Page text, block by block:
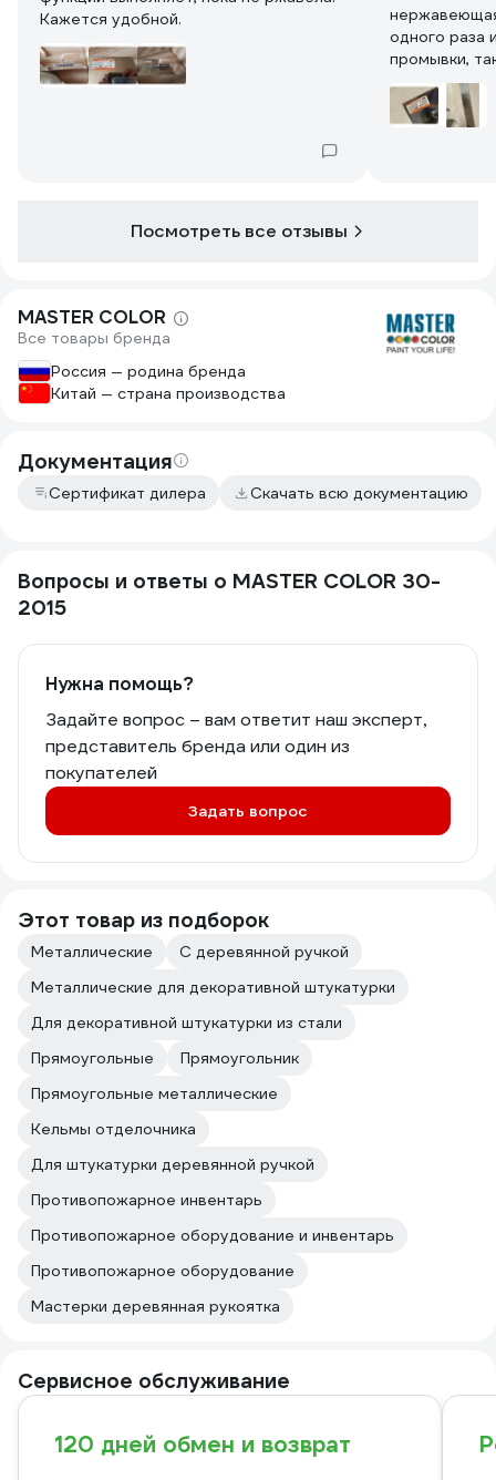
Кажется удобной.
одного раза
промывки,
старого
кучу
Посмотреть все отзывы
MASTER COLOR
Все товары бренда
Россия — родина бренда
Китай — страна производства
Документация
Сертификат дилера Скачать всю документацию
Вопросы и ответы о MASTER COLOR 30-
2015
Нужна помощь?
Задайте вопрос – вам ответит наш эксперт,
представитель бренда или один из
покупателей
Задать вопрос
Этот товар из подборок
Металлические
С деревянной ручкой
Металлические для декоративной штукатурки
Для декоративной штукатурки из стали
Прямоугольные
Прямоугольник
Прямоугольные металлические
Кельмы отделочника
Для штукатурки деревянной ручкой
Противопожарное инвентарь
Противопожарное оборудование и инвентарь
Противопожарное оборудование
Мастерки деревянная рукоятка
Сервисное обслуживание
120 дней обмен и возврат